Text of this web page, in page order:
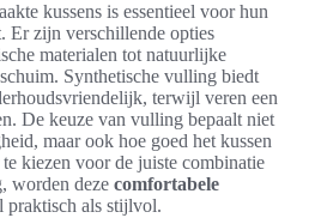
kussens is essentieel voor hun
Er zijn verschillende opties
materialen tot natuurlijke
Synthetische vulling biedt
terwijl veren een
De keuze van vulling bepaalt niet
maar ook hoe goed het kussen
kiezen voor de juiste combinatie
worden deze comfortabele
praktisch als stijlvol.